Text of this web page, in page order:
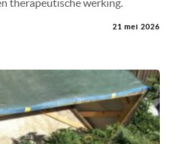
therapeutische werking.
21 mei 2026